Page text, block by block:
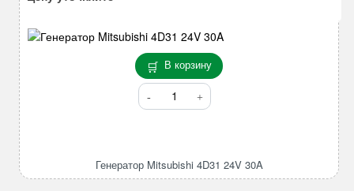
В корзину
Количество
товара
24V
Генератор Mitsubishi 4D31 24V 30A